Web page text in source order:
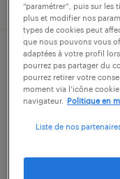
mécanicien
cognac,
“paramétrer”, puis sur les
plus et modifier nos
types de cookies peut
que nous pouvons vous
adaptées à votre profil
pourrez pas partager du
pourrez retirer votre
moment via l’icône
navigateur.
Politique en
Liste de nos